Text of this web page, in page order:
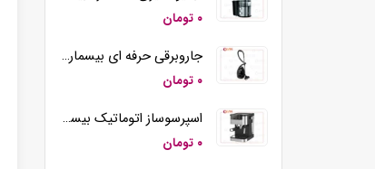
۰ تومان
جاروبرقی حرفه ای بیسمارک مدل BM2109
۰ تومان
اسپرسوساز اتوماتیک بیسمارک مدل BM2290
۰ تومان